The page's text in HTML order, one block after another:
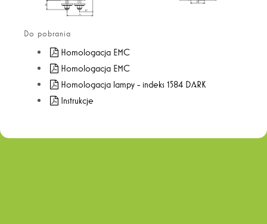
Do pobrania
Homologacja EMC
Homologacja EMC
Homologacja lampy - indeks 1584 DARK
Instrukcje